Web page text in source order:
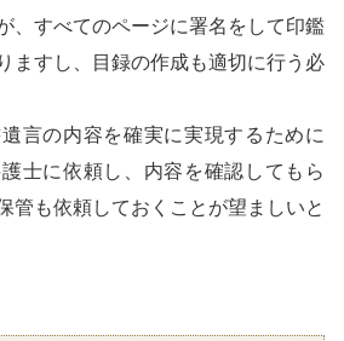
、すべてのページに署名をして印鑑
ますし、目録の作成も適切に行う必
言の内容を確実に実現するために
士に依頼し、内容を確認してもら
管も依頼しておくことが望ましいと